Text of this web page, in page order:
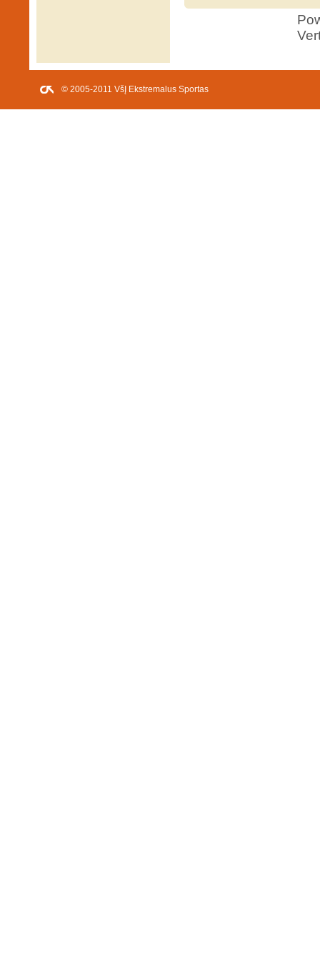
© 2005-2011 VšĮ Ekstremalus Sportas